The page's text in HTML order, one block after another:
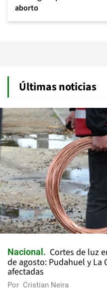
aborto
Últimas noticias
Nacional
Cortes de luz
de agosto: Pudahuel y La
afectadas
Por Cristian Neira